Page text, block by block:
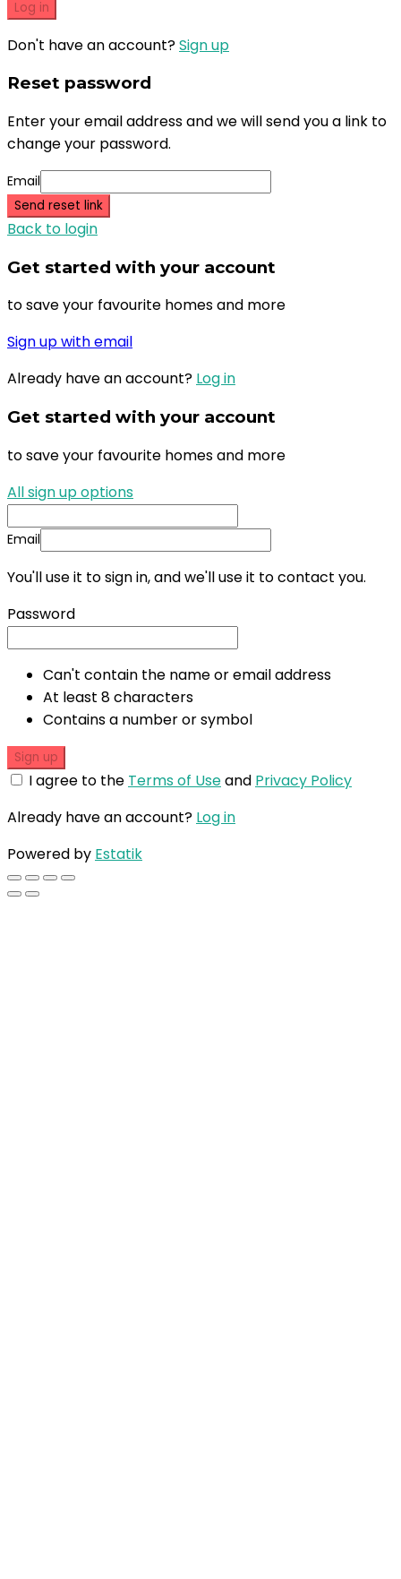
Log in
Don't have an account?Sign up
Reset password
Enter your email address and we will send you a link to
change your password.
Email
Send reset link
Back to login
Get started with your account
to save your favourite homes and more
Sign up with email
Already have an account? Log in
Get started with your account
to save your favourite homes and more
All sign up options
Email
You'll use it to sign in, and we'll use it to contact you.
Password
Can't contain the name or email address
At least 8 characters
Contains a number or symbol
Sign up
I agree to the Terms of Useand Privacy Policy
Already have an account? Log in
Powered by Estatik